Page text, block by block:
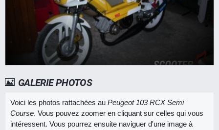
GALERIE PHOTOS
Voici les photos rattachées au Peugeot 103 RCX Semi
Course. Vous pouvez zoomer en cliquant sur celles qui vous
intéressent. Vous pourrez ensuite naviguer d'une image à